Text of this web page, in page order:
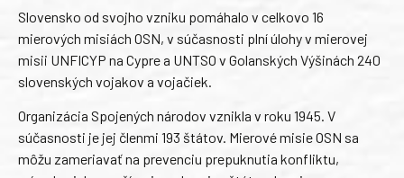
Slovensko od svojho vzniku pomáhalo v celkovo 16
mierových misiách OSN, v súčasnosti plní úlohy v mierovej
misii UNFICYP na Cypre a UNTSO v Golanských Výšinách 240
slovenských vojakov a vojačiek.
Organizácia Spojených národov vznikla v roku 1945. V
súčasnosti je jej členmi 193 štátov. Mierové misie OSN sa
môžu zameriavať na prevenciu prepuknutia konfliktu,